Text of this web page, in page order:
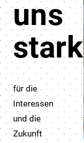
uns
stark
für die
Interessen
und die
Zukunft